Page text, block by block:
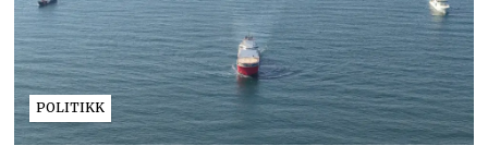
POLITIKK